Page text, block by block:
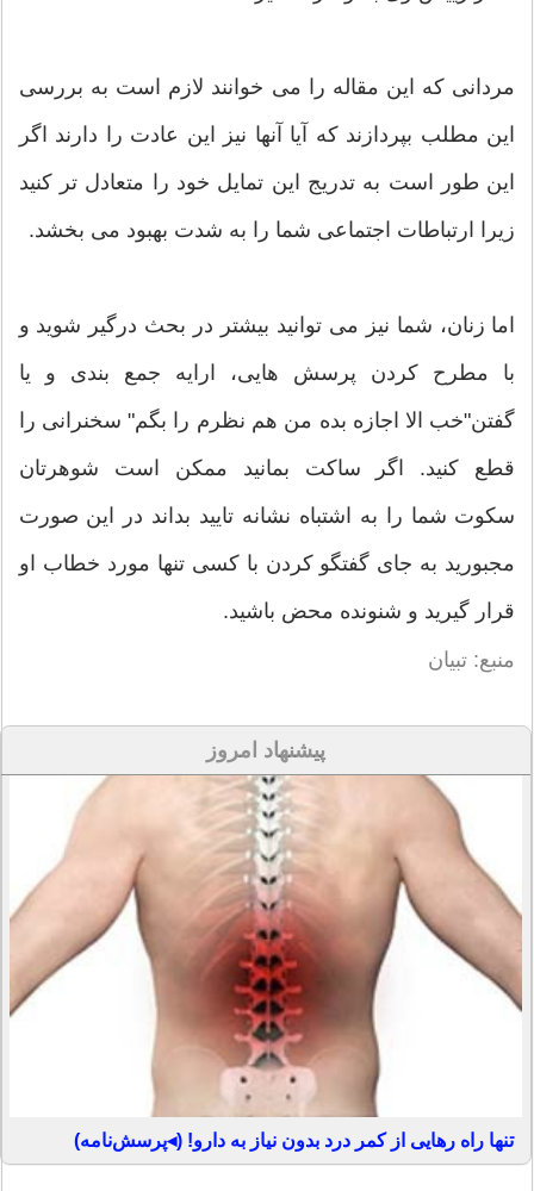
مردانی که این مقاله را می خوانند لازم است به بررسی
این مطلب بپردازند که آیا آنها نیز این عادت را دارند اگر
این طور است به تدریج این تمایل خود را متعادل تر کنید
زیرا ارتباطات اجتماعی شما را به شدت بهبود می بخشد.
اما زنان، شما نیز می توانید بیشتر در بحث درگیر شوید و
با مطرح کردن پرسش هایی، ارایه جمع بندی و یا
گفتن"خب الا اجازه بده من هم نظرم را بگم" سخنرانی را
قطع کنید. اگر ساکت بمانید ممکن است شوهرتان
سکوت شما را به اشتباه نشانه تایید بداند در این صورت
مجبورید به جای گفتگو کردن با کسی تنها مورد خطاب او
قرار گیرید و شنونده محض باشید.
منبع: تبیان
پیشنهاد امروز
تنها راه رهایی از کمر درد بدون نیاز به دارو! (◂پرسش‌نامه)